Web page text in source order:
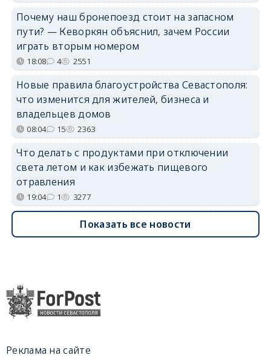
Почему наш бронепоезд стоит на запасном
пути? — Кеворкян объяснил, зачем России
играть вторым номером
18:08 4 2551
Новые правила благоустройства Севастополя:
что изменится для жителей, бизнеса и
владельцев домов
08:04 15 2363
Что делать с продуктами при отключении
света летом и как избежать пищевого
отравления
19:04 1 3277
Показать все новости
Реклама на сайте